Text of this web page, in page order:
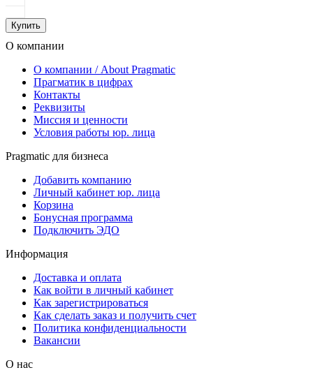
Купить
О компании
О компании / About Pragmatic
Прагматик в цифрах
Контакты
Реквизиты
Миссия и ценности
Условия работы юр. лица
Pragmatic для бизнеса
Добавить компанию
Личный кабинет юр. лица
Корзина
Бонусная программа
Подключить ЭДО
Информация
Доставка и оплата
Как войти в личный кабинет
Как зарегистрироваться
Как сделать заказ и получить счет
Политика конфиденциальности
Вакансии
О нас